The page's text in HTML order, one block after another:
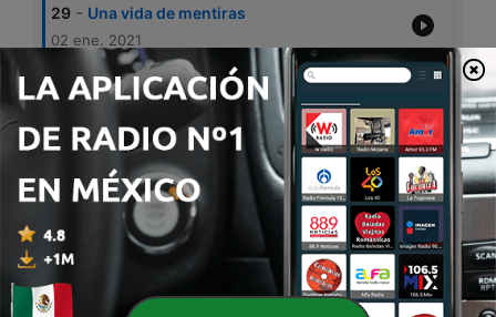
29 - Una vida de mentiras
02 ene. 2021
28 - Confesando a Cristo
27 - Valorar a las personas
01 dic. 2020
26 Fuera de Control
15 nov. 2020
25 El ruido y la voz de Dios